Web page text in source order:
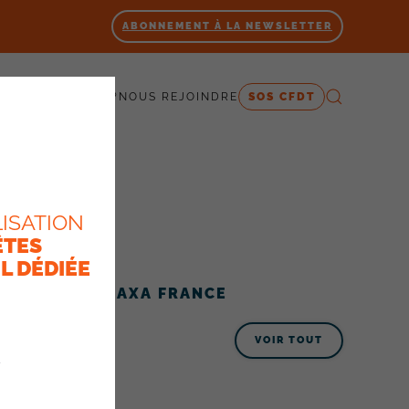
ABONNEMENT À LA NEWSLETTER
SOMMES-NOUS ? NOUS REJOINDRE SOS CFDT
ACTUALITÉS AXA FRANCE
VOIR TOUT
DÉDIÉE